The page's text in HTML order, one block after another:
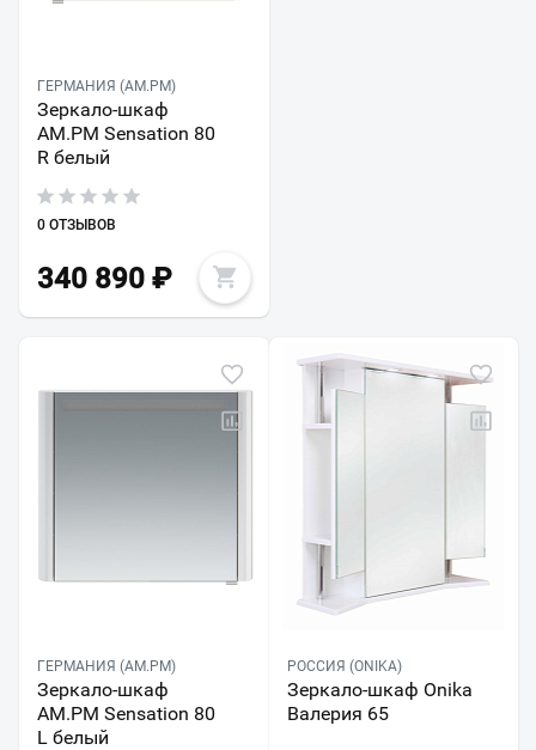
ГЕРМАНИЯ (AM.PM)
Зеркало-шкаф
AM.PM Sensation 80
R белый
0 ОТЗЫВОВ
340 890 ₽
ГЕРМАНИЯ (AM.PM)
Зеркало-шкаф
AM.PM Sensation 80
L белый
РОССИЯ (ONIKA)
Зеркало-шкаф Onika
Валерия 65